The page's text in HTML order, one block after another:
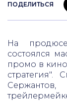
ПОДЕЛИТЬСЯ
На
состоялся
промо в
стратегия".